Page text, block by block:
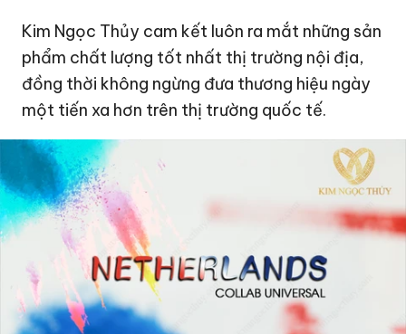
Kim Ngọc Thủy cam kết luôn ra mắt những sản
phẩm chất lượng tốt nhất thị trường nội địa,
đồng thời không ngừng đưa thương hiệu ngày
một tiến xa hơn trên thị trường quốc tế.